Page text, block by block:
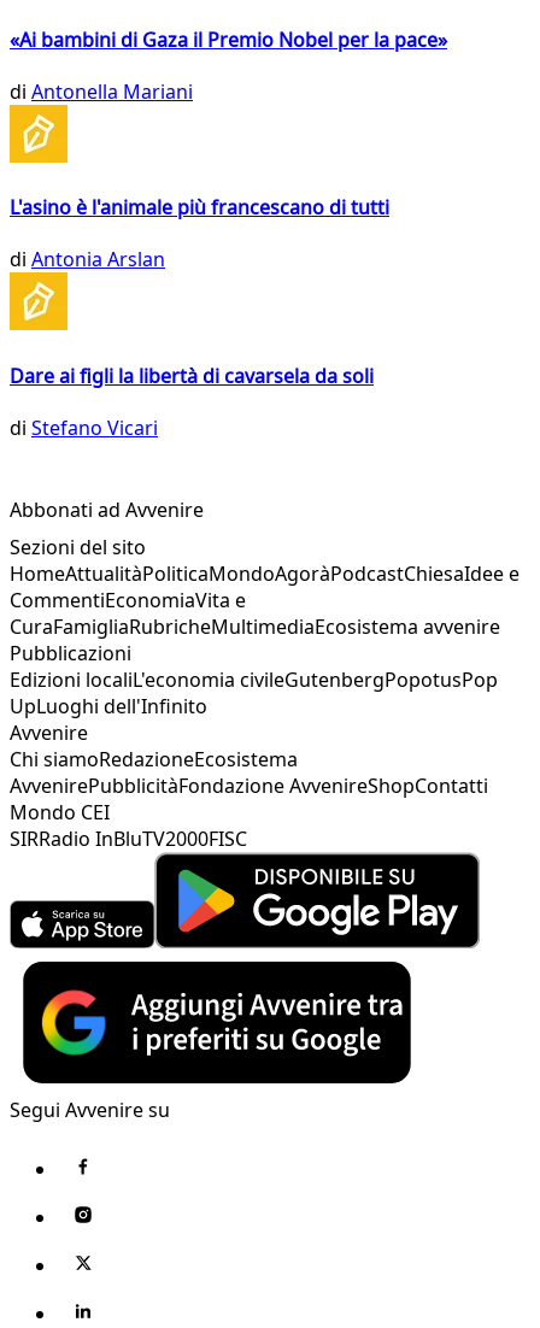
«Ai bambini di Gaza il Premio Nobel per la pace»
di Antonella Mariani
L'asino è l'animale più francescano di tutti
di Antonia Arslan
Dare ai figli la libertà di cavarsela da soli
di Stefano Vicari
Abbonati ad Avvenire
Sezioni del sito
HomeAttualitàPoliticaMondoAgoràPodcastChiesaIdee e
CommentiEconomiaVita e
CuraFamigliaRubricheMultimediaEcosistema avvenire
Pubblicazioni
Edizioni localiL'economia civileGutenbergPopotusPop
UpLuoghi dell'Infinito
Avvenire
Chi siamoRedazioneEcosistema
AvvenirePubblicitàFondazione AvvenireShopContatti
Mondo CEI
SIRRadio InBluTV2000FISC
Segui Avvenire su